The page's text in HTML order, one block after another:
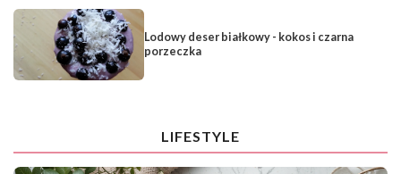
Lodowy deser białkowy - kokos i czarna
porzeczka
LIFESTYLE